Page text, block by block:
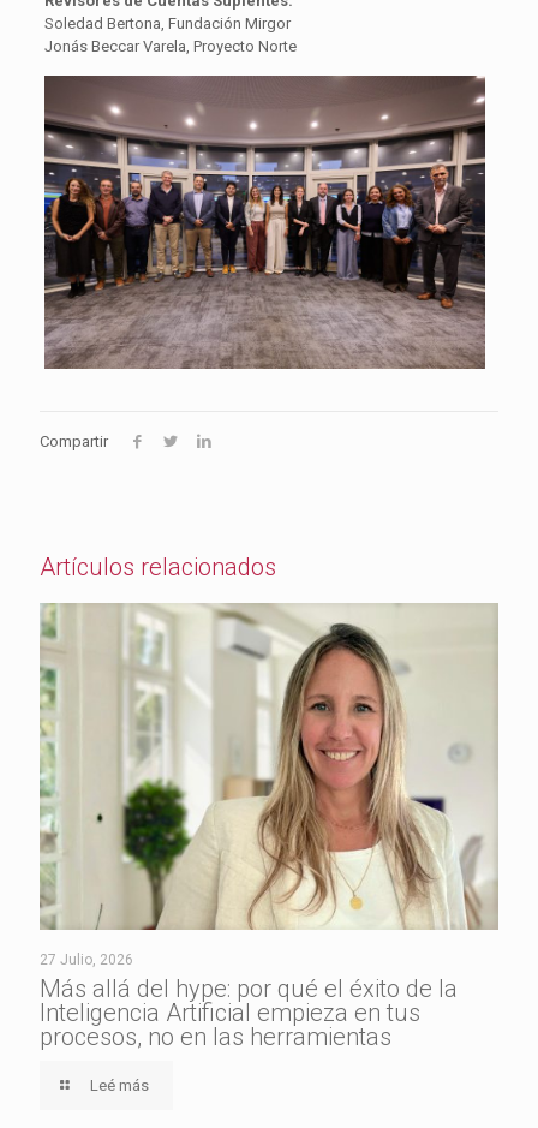
Soledad Bertona, Fundación Mirgor
Jonás Beccar Varela, Proyecto Norte
Compartir
Artículos relacionados
27 Julio, 2026
Más allá del hype: por qué el éxito de la
Inteligencia Artificial empieza en tus
procesos, no en las herramientas
Leé más